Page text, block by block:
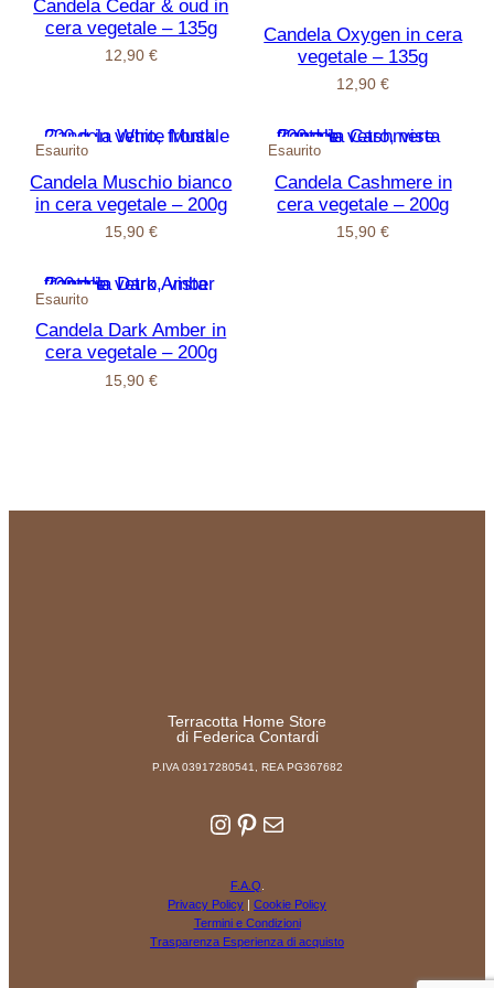
Candela Cedar & oud in
cera vegetale – 135g
12,90 €
Candela Oxygen in cera
vegetale – 135g
12,90€
Esaurito
Candela Muschio bianco
in cera vegetale – 200g
15,90 €
Esaurito
Candela Cashmere in
cera vegetale – 200g
15,90€
Esaurito
Candela Dark Amber in
cera vegetale – 200g
15,90 €
Terracotta Home Store
di Federica Contardi
P.IVA 03917280541, REA PG367682
Instagram Pinterest Email
F.A.Q
Privacy Policy
Cookie Policy
Termini e Condizioni
Trasparenza Esperienza di acquisto